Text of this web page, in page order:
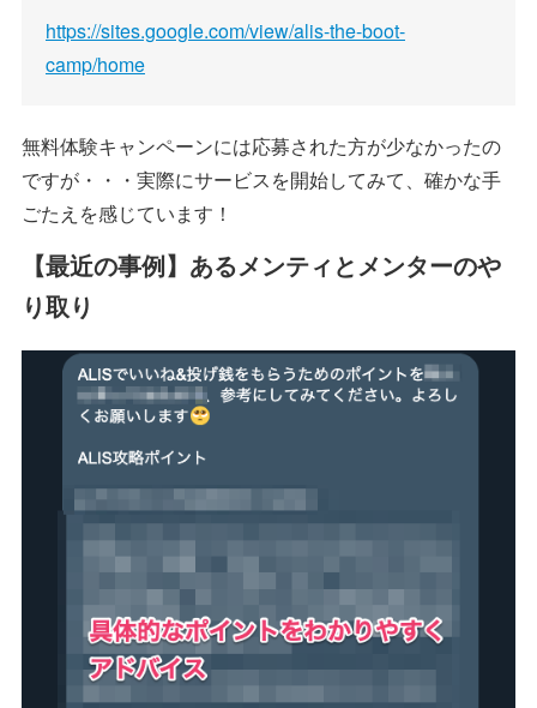
https://sites.google.com/view/alis-the-boot-
camp/home
無料体験キャンペーンには応募された方が少なかったの
ですが・・・実際にサービスを開始してみて、確かな手
ごたえを感じています！
【最近の事例】あるメンティとメンターのや
り取り